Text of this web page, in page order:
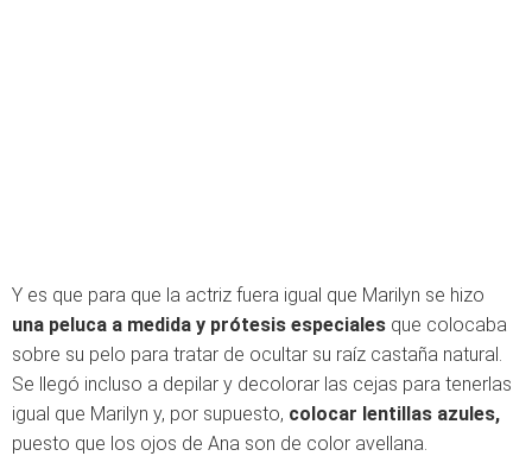
Y es que para que la actriz fuera igual que Marilyn se hizo
una peluca a medida y prótesis especiales que colocaba
sobre su pelo para tratar de ocultar su raíz castaña natural.
Se llegó incluso a depilar y decolorar las cejas para tenerlas
igual que Marilyn y, por supuesto, colocar lentillas azules,
puesto que los ojos de Ana son de color avellana.